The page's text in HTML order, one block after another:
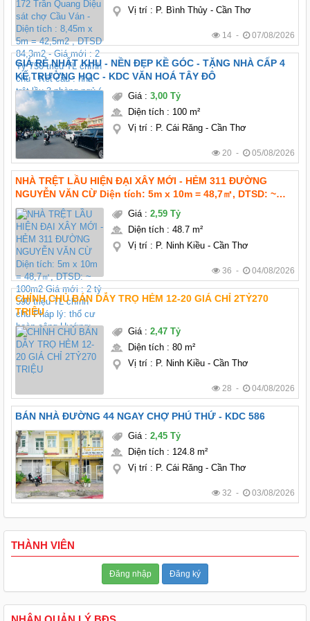
Vị trí: P. Bình Thủy - Cần Thơ
14 - 07/08/2026
GIÁ RẺ NHẤT KHU - NỀN ĐẸP KỀ GÓC - TẶNG NHÀ CẤP 4
KẾ TRƯỜNG HỌC - KDC VĂN HOÁ TÂY ĐÔ
Giá: 3,00 Tỷ
Diện tích: 100 m²
Vị trí: P. Cái Răng - Cần Thơ
20 - 05/08/2026
NHÀ TRỆT LẦU HIỆN ĐẠI XÂY MỚI - HẺM 311 ĐƯỜNG
NGUYỄN VĂN CỪ Diện tích: 5m x 10m = 48,7㎡, DTSD: ~
100m2 Giá mới : 2 tỷ 590 triệu TL chính chủ Pháp lý: thổ
cư hoàn công Hướng: Tây bắc
Giá: 2,59 Tỷ
Diện tích: 48.7 m²
Vị trí: P. Ninh Kiều - Cần Thơ
36 - 04/08/2026
CHÍNH CHỦ BÁN DẪY TRỌ HẺM 12-20 GIÁ CHỈ 2TỶ270
TRIỆU
Giá: 2,47 Tỷ
Diện tích: 80 m²
Vị trí: P. Ninh Kiều - Cần Thơ
28 - 04/08/2026
BÁN NHÀ ĐƯỜNG 44 NGAY CHỢ PHÚ THỨ - KDC 586
Giá: 2,45 Tỷ
Diện tích: 124.8 m²
Vị trí: P. Cái Răng - Cần Thơ
32 - 03/08/2026
THÀNH VIÊN
Đăng nhập Đăng ký